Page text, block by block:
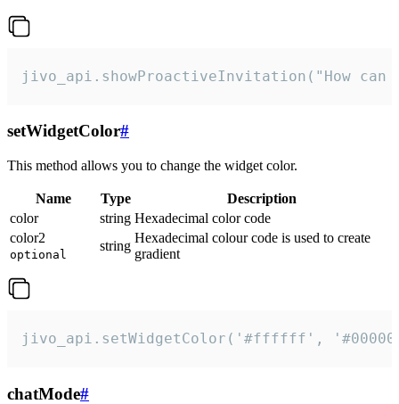
jivo_api.showProactiveInvitation("How
setWidgetColor#
This method allows you to change the widget color.
Name Type
Description
color
string Hexadecimal color code
color2
optional
string
Hexadecimal colour code is used to create
gradient
jivo_api.setWidgetColor('#ffffff',
chatMode#